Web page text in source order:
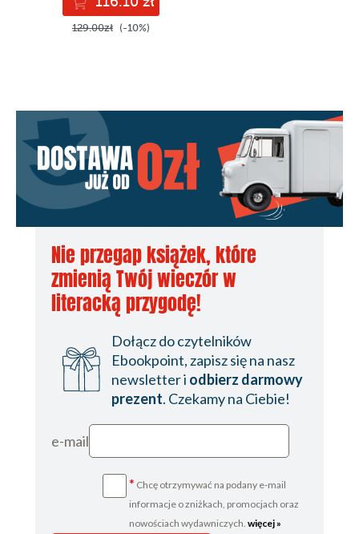
129.00zł (-10%)
Nie przegap książek, które
zmienią Twój wieczór w
literacką przygodę!
Dołącz do czytelników
Ebookpoint, zapisz się na nasz
newsletter i odbierz darmowy
prezent. Czekamy na Ciebie!
e-mail
* Chcę otrzymywać na podany e-mail
informacje o zniżkach, promocjach oraz
nowościach wydawniczych. więcej »